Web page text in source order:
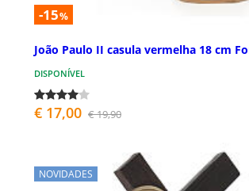
-15%
João Paulo II casula vermelha 18 cm
DISPONÍVEL
€ 17,00 € 19,90
NOVIDADES